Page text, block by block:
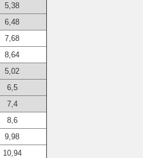
5,38
6,48
7,68
8,64
5,02
6,5
7,4
8,6
9,98
10,94